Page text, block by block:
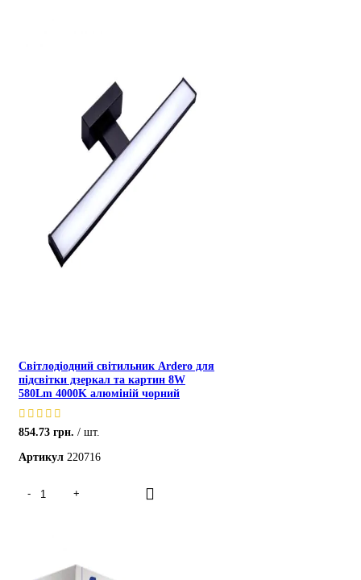
Світлодіодний світильник Ardero для
підсвітки дзеркал та картин 8W
580Lm 4000K алюміній чорний
854.73 грн.
шт.
Артикул 220716